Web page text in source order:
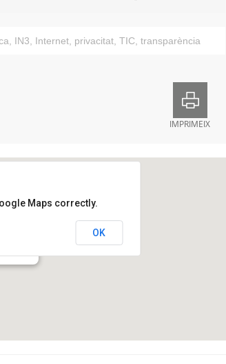
, IN3, Internet, privacitat, TIC, transparència
IMPRIMEIX
Maps correctly.
OK